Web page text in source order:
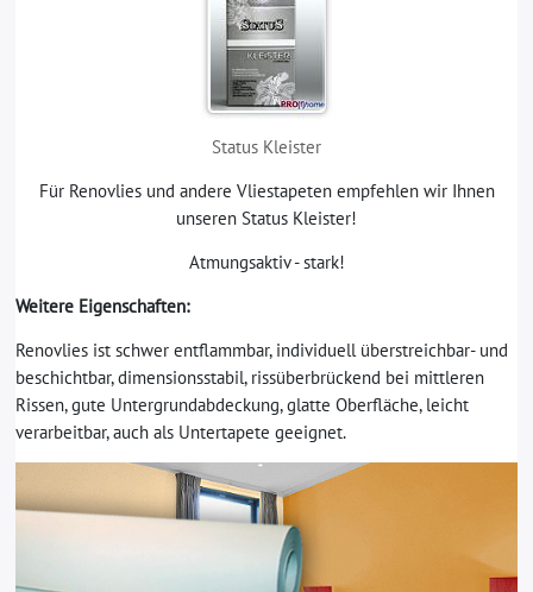
Status Kleister
Für Renovlies und andere Vliestapeten empfehlen wir Ihnen
unseren Status Kleister!
Atmungsaktiv - stark!
Weitere Eigenschaften:
Renovlies ist schwer entflammbar, individuell überstreichbar- und
beschichtbar, dimensionsstabil, rissüberbrückend bei mittleren
Rissen, gute Untergrundabdeckung, glatte Oberfläche, leicht
verarbeitbar, auch als Untertapete geeignet.